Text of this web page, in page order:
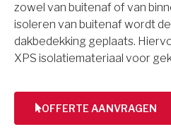
zowel van buitenaf of van
isoleren van buitenaf wordt
dakbedekking geplaats.
XPS isolatiemateriaal voor
OFFERTE AANVRAGEN